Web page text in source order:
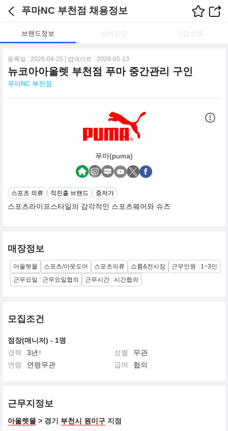
푸마NC 부천점 채용정보
브랜드정보 상세요강 기업소개
등록일 : 2026-04-25 | 업데이트 : 2026-05-13
뉴코아아울렛 부천점 푸마 중간관리 구인
푸마NC 부천점
푸마(puma)
스포츠 의류 직진출 브랜드 중저가
스포츠라이프스타일의 감각적인 스포츠웨어와 슈즈
매장정보
아울렛몰 스포츠/아웃도어 스포츠의류 쇼룸&전시장
근무인원 : 1~3인
근무요일 : 근무요일협의
근무시간 : 시간협의
모집조건
점장(매니저) - 1명
경력
3년↑ 성별
무관
연령
연령무관 급여 협의
근무지정보
아울렛몰 > 경기 부천시 원미구 지점